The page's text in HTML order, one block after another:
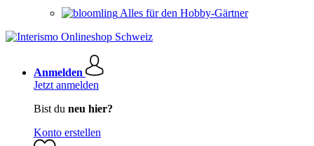
Alles für den Hobby-Gärtner
Anmelden
Jetzt anmelden
Bist du neu hier?
Konto erstellen